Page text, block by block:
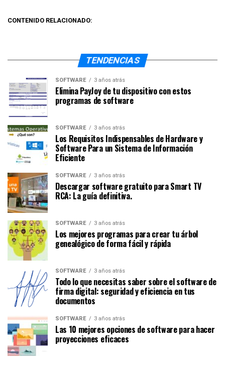
CONTENIDO RELACIONADO:
TENDENCIAS
SOFTWARE 3 años atrás
Elimina PayJoy de tu dispositivo con estos
programas de software
SOFTWARE 3 años atrás
Los Requisitos Indispensables de Hardware y
Software Para un Sistema de Información
Eficiente
SOFTWARE 3 años atrás
Descargar software gratuito para Smart TV
RCA: La guía definitiva.
SOFTWARE 3 años atrás
Los mejores programas para crear tu árbol
genealógico de forma fácil y rápida
SOFTWARE 3 años atrás
Todo lo que necesitas saber sobre el software de
firma digital: seguridad y eficiencia en tus
documentos
SOFTWARE 3 años atrás
Las 10 mejores opciones de software para hacer
proyecciones eficaces